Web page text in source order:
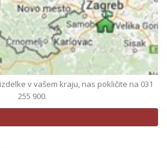
v vašem kraju, nas pokličite na 031
255 900.